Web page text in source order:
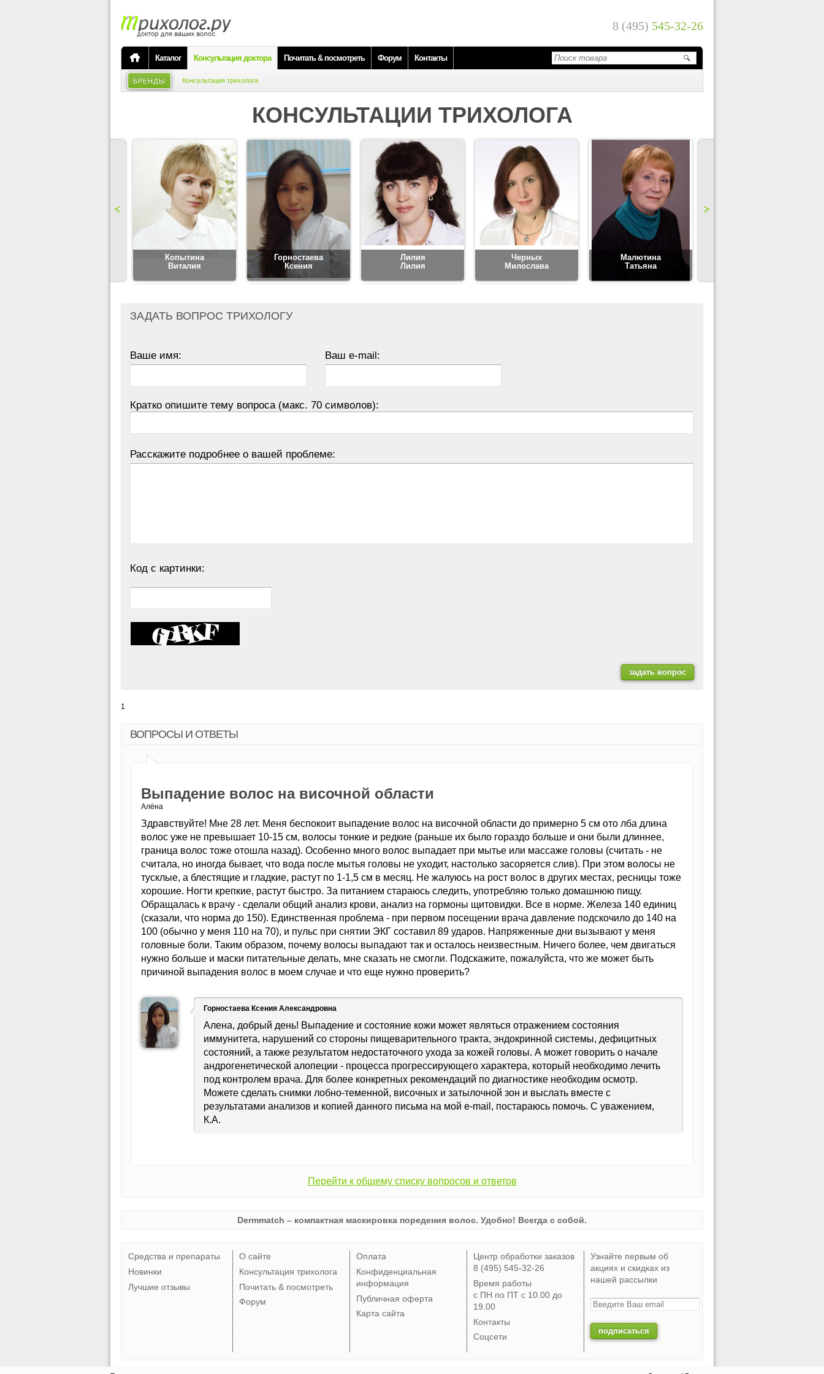
8 (495) 545-32-26
Каталог Консультация доктора Почитать & посмотреть Форум Контакты
БРЕНДЫ Консультация трихолога
КОНСУЛЬТАЦИИ ТРИХОЛОГА
Копытина
Виталия
Горностаева
Ксения
Лилия
Лилия
Черных
Милослава
Малютина
Татьяна
ЗАДАТЬ ВОПРОС ТРИХОЛОГУ
Ваше имя: Ваш e-mail:
Кратко опишите тему вопроса (макс. 70 символов):
Расскажите подробнее о вашей проблеме:
Код с картинки:
1
ВОПРОСЫ И ОТВЕТЫ
Выпадение волос на височной области
Алёна
Здравствуйте! Мне 28 лет. Меня беспокоит выпадение волос на височной области до примерно 5 см ото лба длина
волос уже не превышает 10-15 см, волосы тонкие и редкие (раньше их было гораздо больше и они были длиннее,
граница волос тоже отошла назад). Особенно много волос выпадает при мытье или массаже головы (считать - не
считала, но иногда бывает, что вода после мытья головы не уходит, настолько засоряется слив). При этом волосы не
тусклые, а блестящие и гладкие, растут по 1-1,5 см в месяц. Не жалуюсь на рост волос в других местах, ресницы тоже
хорошие. Ногти крепкие, растут быстро. За питанием стараюсь следить, употребляю только домашнюю пищу.
Обращалась к врачу - сделали общий анализ крови, анализ на гормоны щитовидки. Все в норме. Железа 140 единиц
(сказали, что норма до 150). Единственная проблема - при первом посещении врача давление подскочило до 140 на
100 (обычно у меня 110 на 70), и пульс при снятии ЭКГ составил 89 ударов. Напряженные дни вызывают у меня
головные боли. Таким образом, почему волосы выпадают так и осталось неизвестным. Ничего более, чем двигаться
нужно больше и маски питательные делать, мне сказать не смогли. Подскажите, пожалуйста, что же может быть
причиной выпадения волос в моем случае и что еще нужно проверить?
Горностаева Ксения Александровна
Алена, добрый день! Выпадение и состояние кожи может являться отражением состояния
иммунитета, нарушений со стороны пищеварительного тракта, эндокринной системы, дефицитных
состояний, а также результатом недостаточного ухода за кожей головы. А может говорить о начале
андрогенетической алопеции - процесса прогрессирующего характера, который необходимо лечить
под контролем врача. Для более конкретных рекомендаций по диагностике необходим осмотр.
Можете сделать снимки лобно-теменной, височных и затылочной зон и выслать вместе с
результатами анализов и копией данного письма на мой e-mail, постараюсь помочь. С уважением,
К.А.
Перейти к общему списку вопросов и ответов
Dermmatch – компактная маскировка поредения волос. Удобно! Всегда с собой.
Средства и препараты
Новинки
Лучшие отзывы
О сайте
Консультация трихолога
Почитать & посмотреть
Форум
Оплата
Конфиденциальная
информация
Публичная оферта
Карта сайта
Центр обработки заказов
8 (495) 545-32-26
Время работы
с ПН по ПТ с 10.00 до
19.00
Контакты
Соцсети
Узнайте первым об
акциях и скидках из
нашей рассылки